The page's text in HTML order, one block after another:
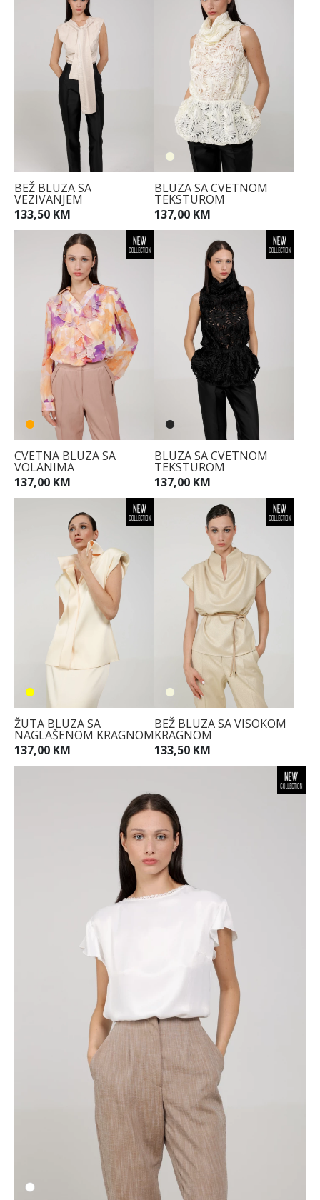
BEŽ BLUZA SA
VEZIVANJEM
133,50 KM
BLUZA SA CVETNOM
TEKSTUROM
137,00 KM
CVETNA BLUZA SA
VOLANIMA
137,00 KM
BLUZA SA CVETNOM
TEKSTUROM
137,00 KM
ŽUTA BLUZA SA
NAGLAŠENOM KRAGNOM
137,00 KM
BEŽ BLUZA SA VISOKOM
KRAGNOM
133,50 KM